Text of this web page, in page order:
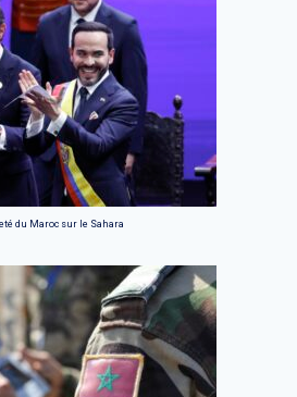
du Maroc sur le Sahara